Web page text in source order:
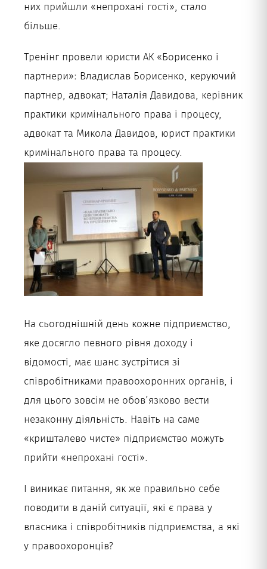
них прийшли «непрохані гості», стало
більше.
Тренінг провели юристи АК «Борисенко і
партнери»: Владислав Борисенко, керуючий
партнер, адвокат; Наталія Давидова, керівник
практики кримінального права і процесу,
адвокат та Микола Давидов, юрист практики
кримінального права та процесу.
На сьогоднішній день кожне підприємство,
яке досягло певного рівня доходу і
відомості, має шанс зустрітися зі
співробітниками правоохоронних органів, і
для цього зовсім не обов’язково вести
незаконну діяльність. Навіть на саме
«кришталево чисте» підприємство можуть
прийти «непрохані гості».
І виникає питання, як же правильно себе
поводити в даній ситуації, які є права у
власника і співробітників підприємства, а які
у правоохоронців?